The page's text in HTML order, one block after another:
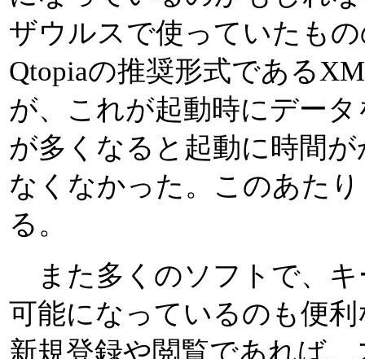
ザウルスで使っていたも
Qtopiaの推奨形式である
が、これが起動時にデー
が多くなると起動に時間
なくなかった。このあた
る。
また多くのソフトで、キ
可能になっているのも便
新規登録や閲覧であれば